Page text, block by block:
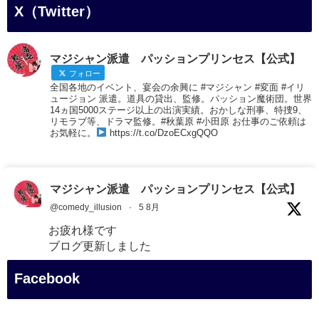
X（Twitter）
マジシャン派遣 パッションプリンセス【公式】
フォロー
全国各地のイベント、宴会の余興に #マジシャン #変面 #イリ
ュージョン 派遣。道具の貸出、監修。パッション魔術団。世界
14ヵ国5000ステージ以上の出演実績。おかしな刑事、特捜9、
リモラブ等、ドラマ監修。#秋葉原 #小田原 お仕事のご依頼は
お気軽に。
https://t.co/DzoECxgQQO
マジシャン派遣 パッションプリンセス【公式】
@comedy_illusion · 5 8月
お疲れ様です
ブログ更新しました
「マジシャン和歌山旅 白浜町・三段壁展望台」
Facebook